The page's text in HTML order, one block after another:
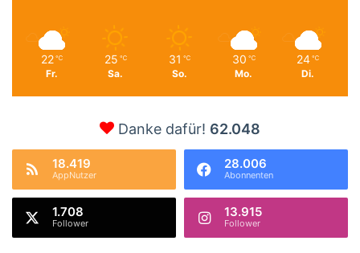
22 ℃
Fr.
25 ℃
Sa.
31 ℃
So.
30 ℃
Mo.
24 ℃
Di.
Danke dafür! 62.048
18.419
AppNutzer
28.006
Abonnenten
1.708
Follower
13.915
Follower